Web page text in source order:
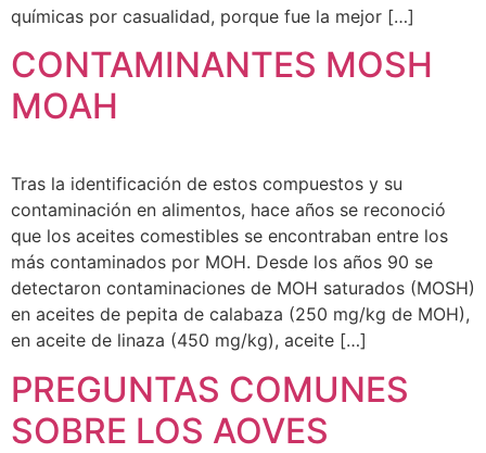
químicas por casualidad, porque fue la mejor […]
CONTAMINANTES MOSH
MOAH
Tras la identificación de estos compuestos y su
contaminación en alimentos, hace años se reconoció
que los aceites comestibles se encontraban entre los
más contaminados por MOH. Desde los años 90 se
detectaron contaminaciones de MOH saturados (MOSH)
en aceites de pepita de calabaza (250 mg/kg de MOH),
en aceite de linaza (450 mg/kg), aceite […]
PREGUNTAS COMUNES
SOBRE LOS AOVES